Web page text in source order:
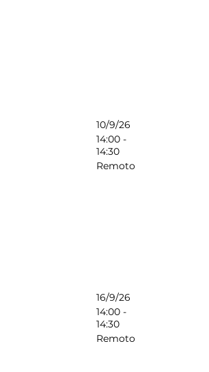
10/9/26
14:00 -
14:30
Remoto
16/9/26
14:00 -
14:30
Remoto